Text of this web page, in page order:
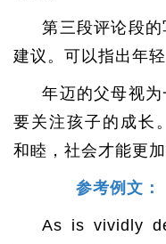
第三段评论段
建议。可以指出年
年迈的父母视
要关注孩子的成长
和睦，社会才能更
参考例文：
As is vividly